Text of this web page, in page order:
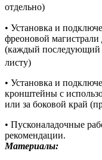
отдельно)
• Установка и
фреоновой магистрали
(каждый последующий
листу)
• Установка и
кронштейны с
или за боковой край
• Пусконаладочные
рекомендации.
Материалы: